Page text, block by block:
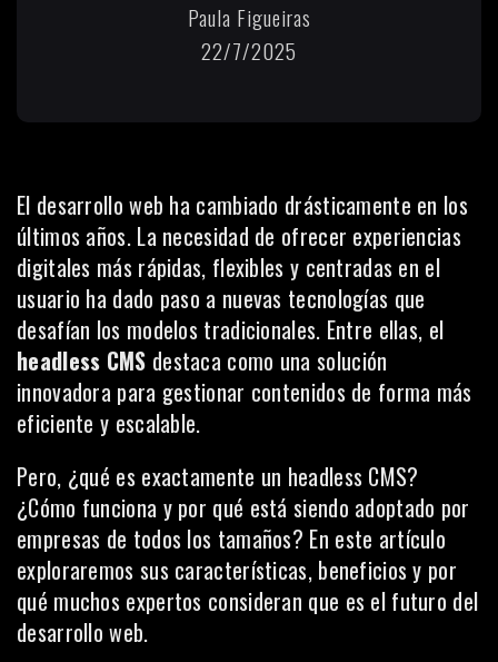
Paula Figueiras
22/7/2025
El desarrollo web ha cambiado drásticamente en los
últimos años. La necesidad de ofrecer experiencias
digitales más rápidas, flexibles y centradas en el
usuario ha dado paso a nuevas tecnologías que
desafían los modelos tradicionales. Entre ellas, el
headless CMS destaca como una solución
innovadora para gestionar contenidos de forma más
eficiente y escalable.
Pero, ¿qué es exactamente un headless CMS?
¿Cómo funciona y por qué está siendo adoptado por
empresas de todos los tamaños? En este artículo
exploraremos sus características, beneficios y por
qué muchos expertos consideran que es el futuro del
desarrollo web.